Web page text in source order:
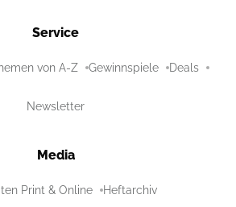
Service
von A-Z Gewinnspiele Deals
Newsletter
Media
Print & Online Heftarchiv